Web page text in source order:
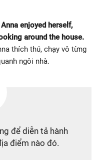
enjoyed herself,
around the house.
thích thú, chạy vô từng
ngôi nhà.
để diễn tả hành
điểm nào đó.